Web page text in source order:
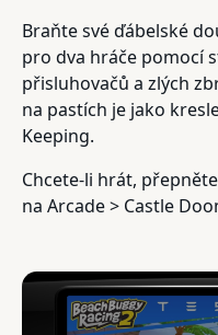
Braňte své ďábelské
pro dva hráče pomocí
přisluhovačů a zlých
na pastích je jako
Keeping.
Chcete-li hrát,
na Arcade > Castle